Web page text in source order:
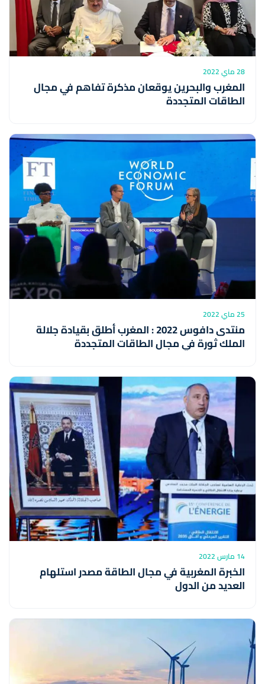
28 ماي 2022
المغرب والبحرين يوقعان مذكرة تفاهم في مجال
الطاقات المتجددة
25 ماي 2022
منتدى دافوس 2022 : المغرب أطلق بقيادة جلالة
الملك ثورة في مجال الطاقات المتجددة
14 مارس 2022
الخبرة المغربية في مجال الطاقة مصدر استلهام
العديد من الدول